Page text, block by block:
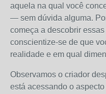
aquela na qual você
— sem dúvida alguma.
começa a descobrir
conscientize-se de que
realidade e em qual
Observamos o criador
está acessando o